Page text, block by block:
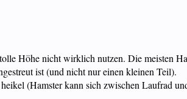
Höhe nicht wirklich nutzen. Die meisten
ist (und nicht nur einen kleinen Teil).
(Hamster kann sich zwischen Laufrad